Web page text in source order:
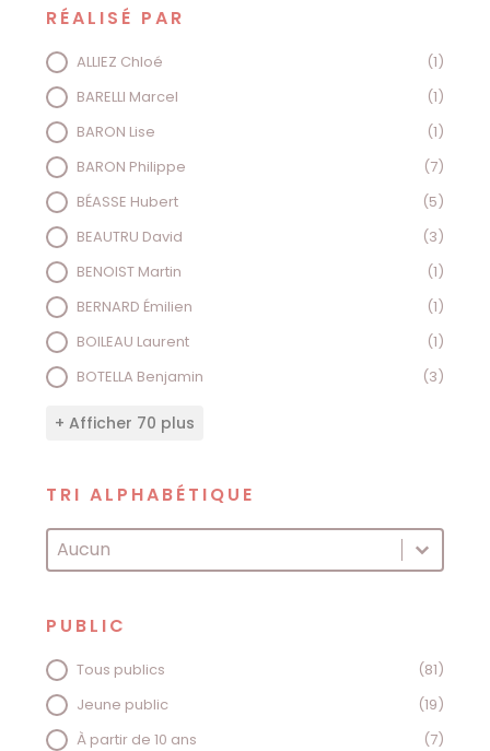
RÉALISÉ PAR
RÉALISÉ PAR
ALLIEZ Chloé
(1)
BARELLI Marcel
(1)
BARON Lise
(1)
BARON Philippe
(7)
BÉASSE Hubert
(5)
BEAUTRU David
(3)
BENOIST Martin
(1)
BERNARD Émilien
(1)
BOILEAU Laurent
(1)
BOTELLA Benjamin
(3)
+ Afficher 70 plus
TRI ALPHABÉTIQUE
TRI ALPHABÉTIQUE
Tri alphabétique
PUBLIC
PUBLIC
Tous publics
(81)
Jeune public
(19)
À partir de 10 ans
(7)